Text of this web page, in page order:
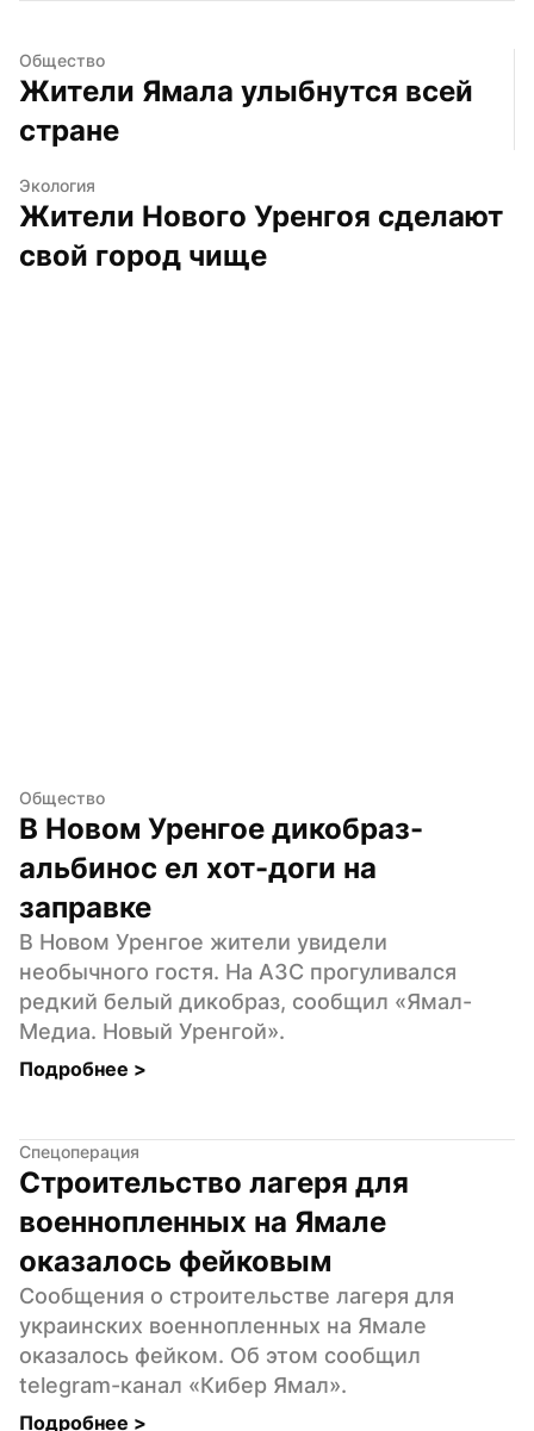
Общество
Жители Ямала улыбнутся всей
стране
Экология
Жители Нового Уренгоя сделают
свой город чище
Общество
В Новом Уренгое дикобраз-
альбинос ел хот-доги на
заправке
В Новом Уренгое жители увидели
необычного гостя. На АЗС прогуливался
редкий белый дикобраз, сообщил «Ямал-
Медиа. Новый Уренгой».
Подробнее >
Спецоперация
Строительство лагеря для
военнопленных на Ямале
оказалось фейковым
Сообщения о строительстве лагеря для
украинских военнопленных на Ямале
оказалось фейком. Об этом сообщил
telegram-канал «Кибер Ямал».
Подробнее >